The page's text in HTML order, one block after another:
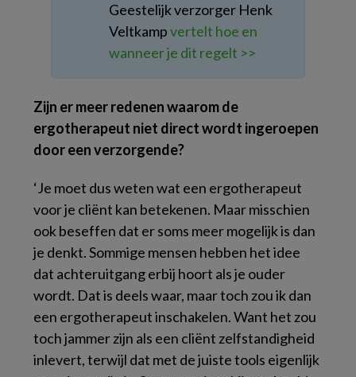
Geestelijk verzorger Henk
Veltkampvertelt hoe en
wanneer je dit regelt >>
Zijn er meer redenen waarom de
ergotherapeut niet direct wordt ingeroepen
door een verzorgende?
‘Je moet dus weten wat een ergotherapeut
voor je cliënt kan betekenen. Maar misschien
ook beseffen dat er soms meer mogelijk is dan
je denkt. Sommige mensen hebben het idee
dat achteruitgang erbij hoort als je ouder
wordt. Dat is deels waar, maar toch zou ik dan
een ergotherapeut inschakelen. Want het zou
toch jammer zijn als een cliënt zelfstandigheid
inlevert, terwijl dat met de juiste tools eigenlijk